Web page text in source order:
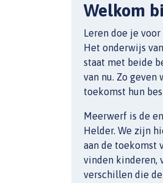
Welkom
Leren doe je
Het onderwijs
staat met beide
van nu. Zo geven
toekomst hun
Meerwerf is de
Helder. We zijn
aan de toekomst
vinden kinderen,
verschillen die